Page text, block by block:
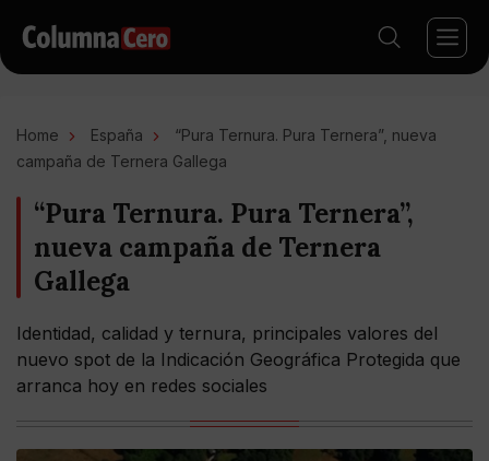
Home España
“Pura Ternura. Pura Ternera”, nueva
campaña de Ternera Gallega
“Pura Ternura. Pura Ternera”,
nueva campaña de Ternera
Gallega
Identidad, calidad y ternura, principales valores del
nuevo spot de la Indicación Geográfica Protegida que
arranca hoy en redes sociales